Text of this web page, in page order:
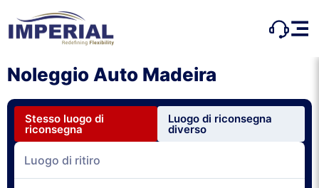
Noleggio Auto Madeira
Stesso luogo di
riconsegna
Luogo di riconsegna
diverso